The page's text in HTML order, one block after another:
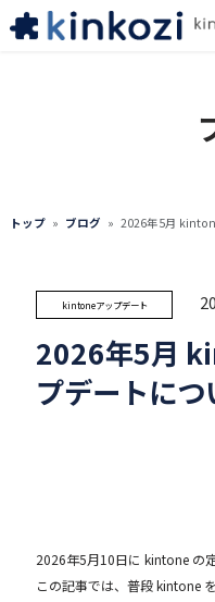
トップ ブログ 2026年5月
kintoneアップデート
2026年5月
プデートにつ
2026年5月10日に kintone の
この記事では、普段 kintone